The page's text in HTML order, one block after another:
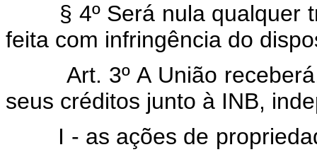
§ 4º Será nula qualquer
feita com infringência do
Art. 3º A União receberá,
seus créditos junto à INB,
I - as ações de